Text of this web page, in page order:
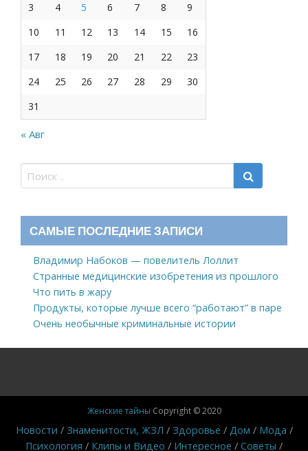
3
4 5 6 7 8
9
10
11 12 13 14 15
16
17
18 19 20 21 22
23
24
25 26 27 28 29
30
31
« Авг
САМЫЕ ПОСЛЕДНИЕ ЗАПИСИ
Владимир Набоков — повелитель Лоллит
Странные медицинские изобретения из прошлого
Что пить в жару
Продукты, которые лучше всего “работают” в паре
Очень необычные криминальные истории
Женские тайны Copyright © 2020
Новости Знаменитости, ЖЗЛ Здоровье Дом
Мода
Психология
Клипы и Видео Интересное Советы